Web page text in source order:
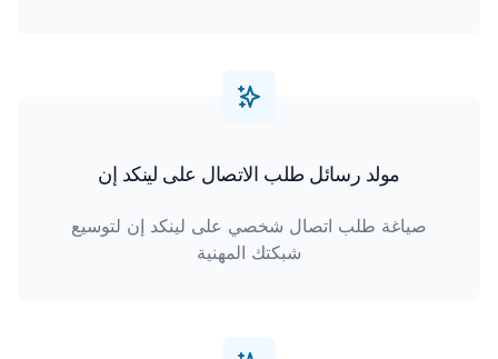
مولد رسائل طلب الاتصال على لينكد إن
صياغة طلب اتصال شخصي على لينكد إن لتوسيع
شبكتك المهنية